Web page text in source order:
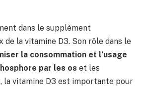
dans le supplément
la vitamine D3. Son rôle dans le
la consommation et l’usage
par les os et les
la vitamine D3 est importante pour